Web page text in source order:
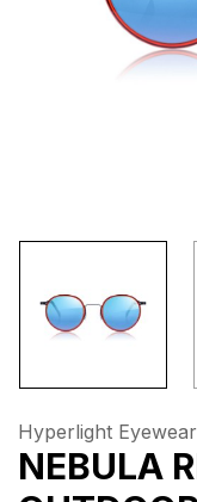
Hyperlight Eyewear
NEBULA